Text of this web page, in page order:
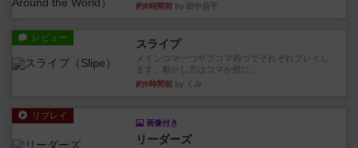
約8時間前 by 田中昌平
レビュー スライプ
メインコマ一つサブコマ四つでそれぞれプレイし
ます。動かし方はコマか壁に...
約9時間前 by くみ
リプレイ
画像付き
リーダーズ